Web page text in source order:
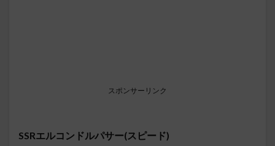
スポンサーリンク
SSRエルコンドルパサー(スピード)